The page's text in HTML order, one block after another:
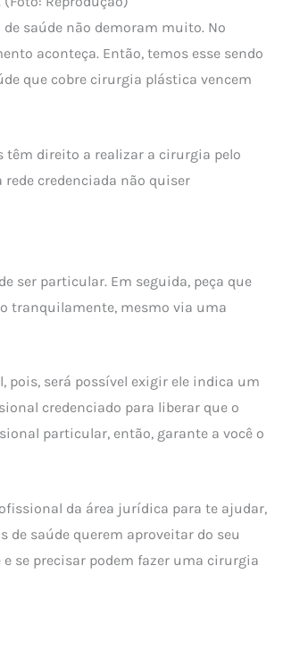
saúde não demoram muito. No
aconteça. Então, temos esse sendo
que cobre cirurgia plástica vencem
têm direito a realizar a cirurgia pelo
rede credenciada não quiser
ser particular. Em seguida, peça que
tranquilamente, mesmo via uma
pois, será possível exigir ele indica um
credenciado para liberar que o
particular, então, garante a você o
da área jurídica para te ajudar,
de saúde querem aproveitar do seu
se precisar podem fazer uma cirurgia